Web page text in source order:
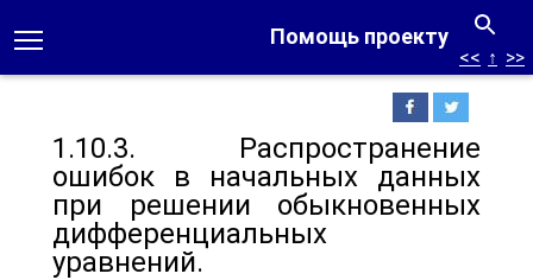
Помощь проекту
<< ↑ >>
1.10.3. Распространение
ошибок в начальных данных
при решении обыкновенных
дифференциальных
уравнений.